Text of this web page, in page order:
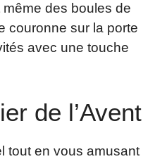
des boules de
couronne sur la porte
avec une touche
de l’Avent
tout en vous amusant